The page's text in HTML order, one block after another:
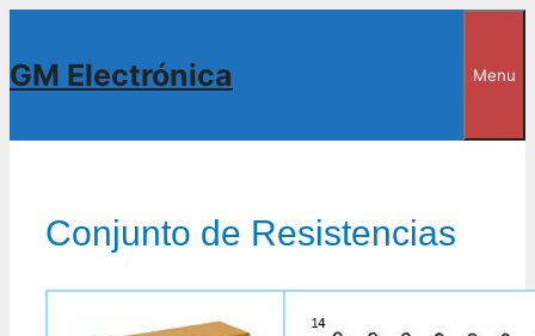
contenido
GM Electrónica Menu
Conjunto de Resistencias